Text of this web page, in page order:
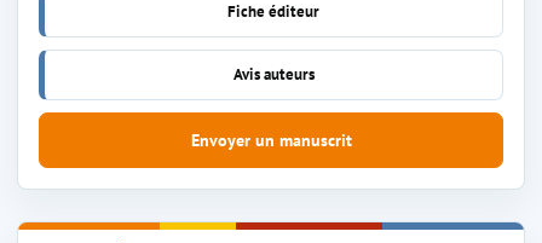
Fiche éditeur
Avis auteurs
Envoyer un manuscrit